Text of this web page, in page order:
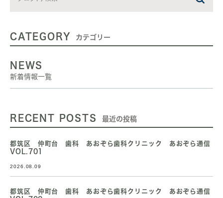
CATEGORY カテゴリー
NEWS
新着情報一覧
RECENT POSTS 最近の投稿
都筑区 仲町台 歯科 あおぞら歯科クリニック あおぞら通信
VOL.701
2026.08.09
都筑区 仲町台 歯科 あおぞら歯科クリニック あおぞら通信